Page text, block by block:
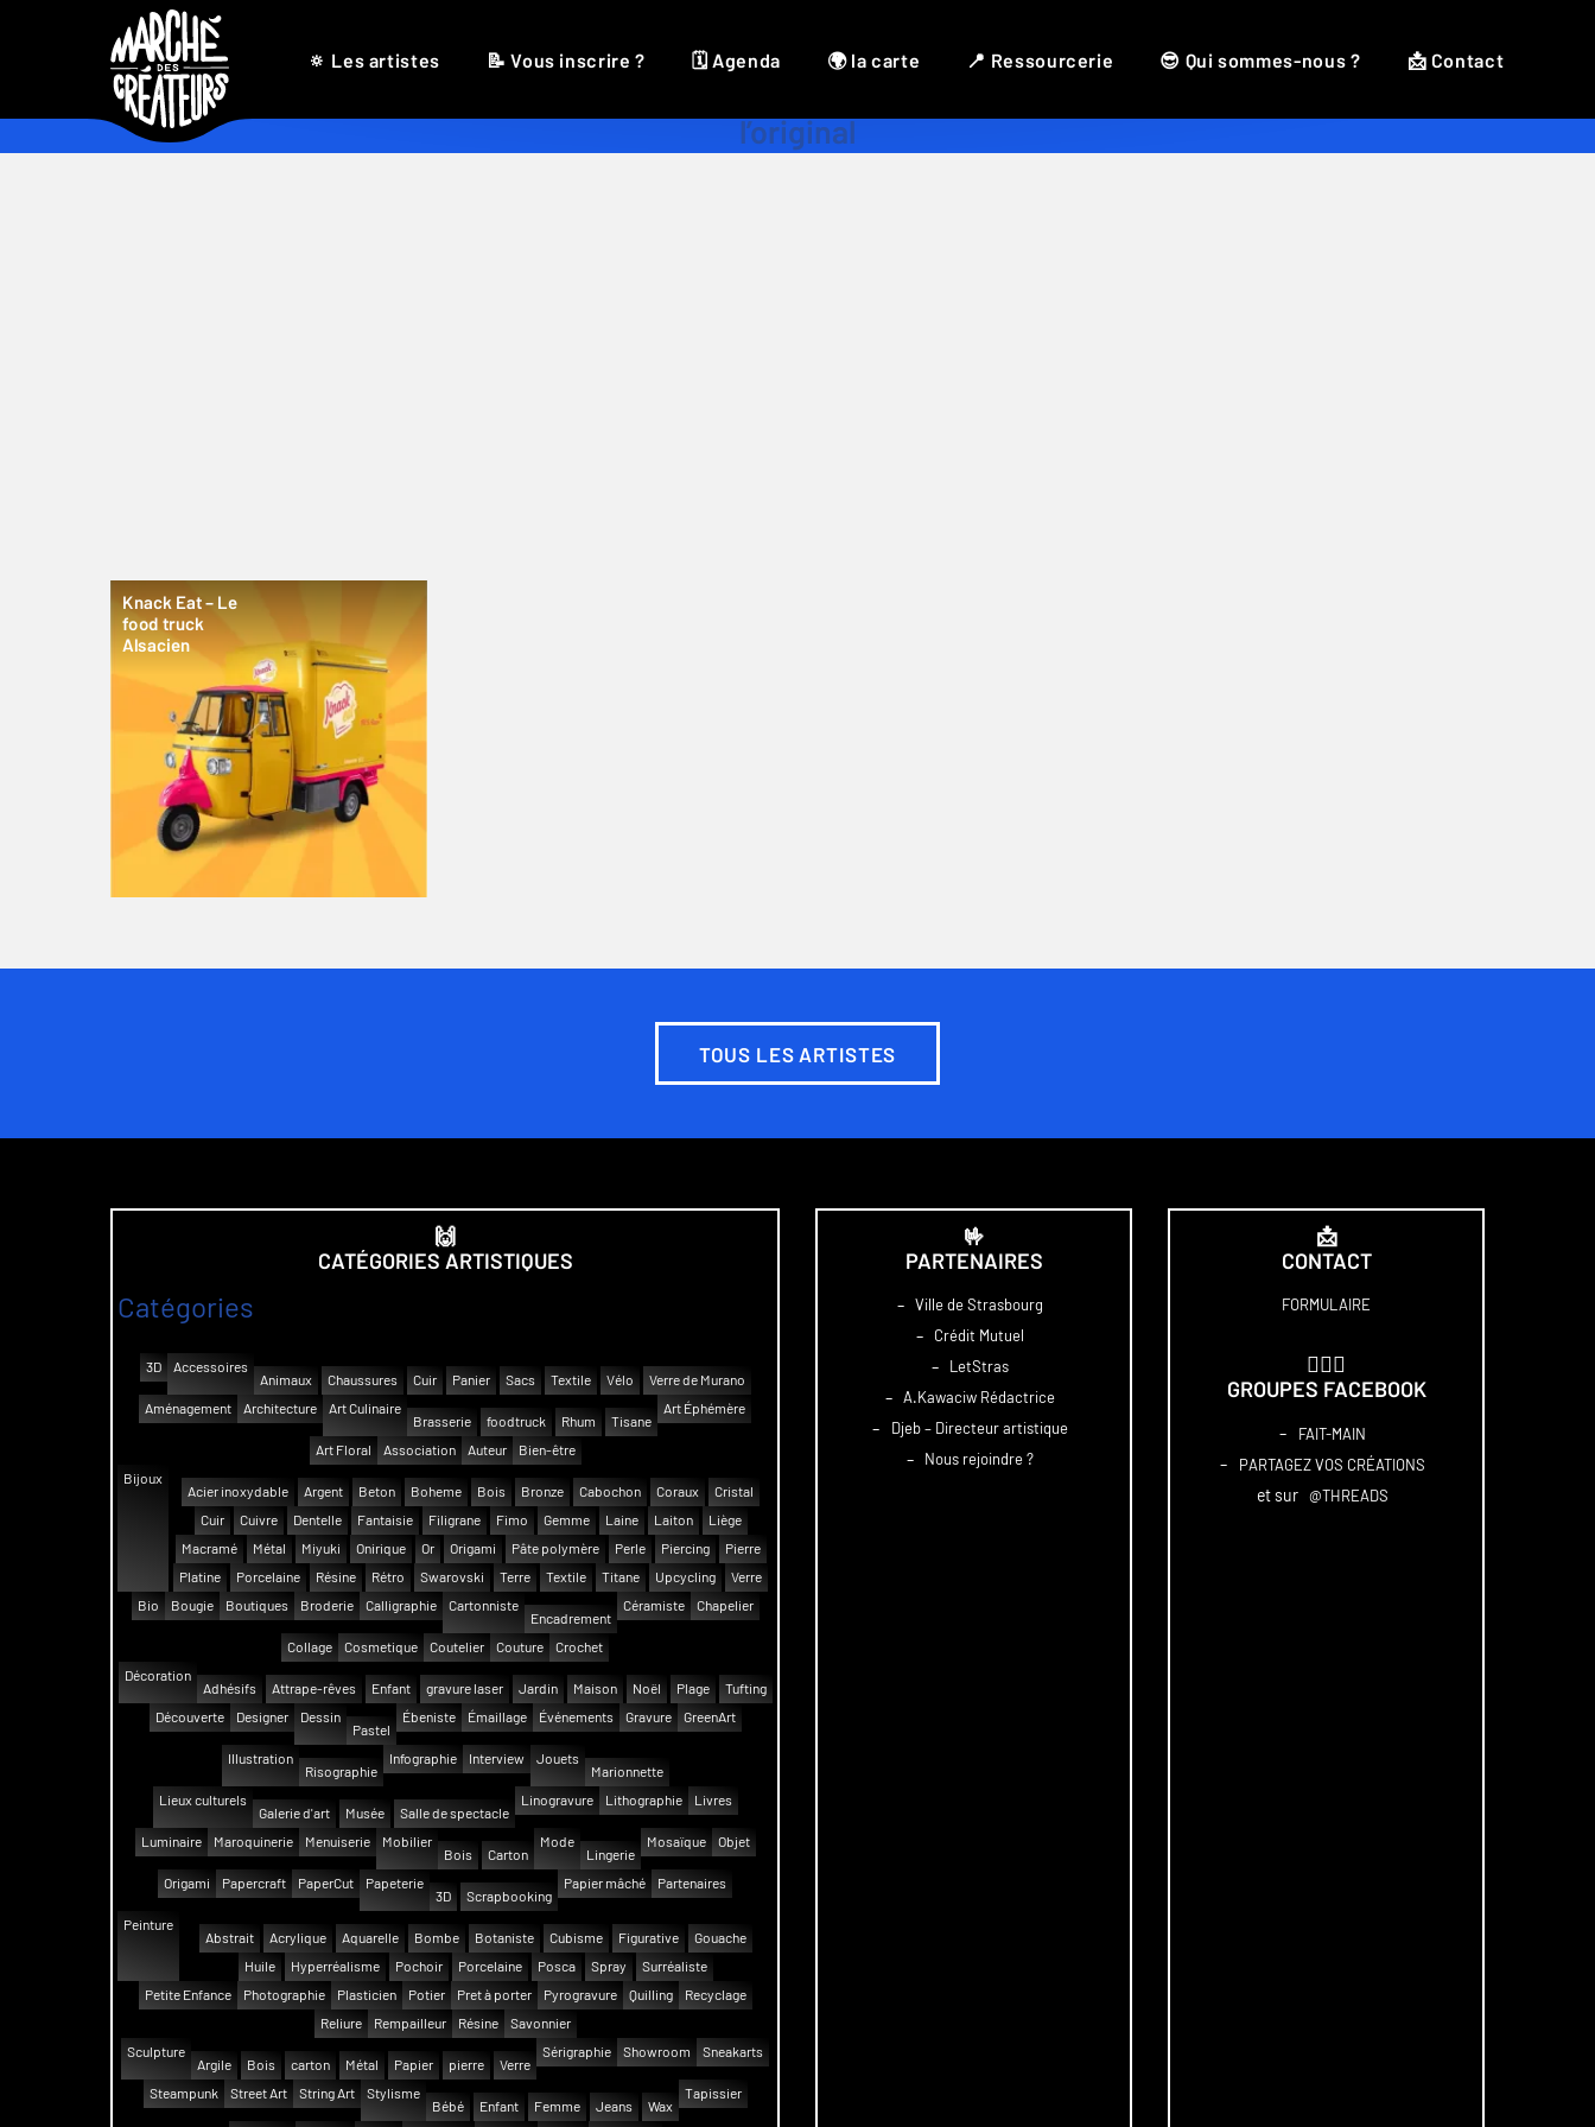
🔅 Les artistes 📝 Vous inscrire ? 🗓 Agenda 🌍 la carte 📍 Ressourcerie 😎 Qui sommes-nous ? 📩 Contact
l’original
Knack Eat – Le
food truck
Alsacien
TOUS LES ARTISTES
🙌
CATÉGORIES ARTISTIQUES
Catégories
3D
Accessoires
Animaux
Chaussures Cuir Panier Sacs Textile Vélo
Verre de Murano
Aménagement
Architecture
Art Culinaire
Brasserie
foodtruck Rhum Tisane
Art Éphémère
Art Floral Association Auteur
Bien-être
Bijoux
Acier inoxydable
Argent Beton Boheme Bois Bronze Cabochon Coraux
Cristal
Cuir
Cuivre Dentelle Fantaisie Filigrane Fimo Gemme Laine Laiton
Liège
Macramé
Métal Miyuki Onirique Or Origami Pâte polymère Perle Piercing
Pierre
Platine
Porcelaine Résine Rétro Swarovski Terre Textile Titane Upcycling
Verre
Bio
Bougie Boutiques Broderie Calligraphie
Cartonniste
Encadrement
Céramiste Chapelier
Collage Cosmetique Coutelier Couture
Crochet
Décoration
Adhésifs
Attrape-rêves Enfant gravure laser Jardin Maison Noël Plage
Tufting
Découverte
Designer
Dessin
Pastel
Ébeniste Émaillage Événements Gravure GreenArt
Illustration
Risographie
Infographie Interview
Jouets
Marionnette
Lieux culturels
Galerie d'art
Musée Salle de spectacle
Linogravure Lithographie Livres
Luminaire Maroquinerie Menuiserie
Mobilier
Bois
Carton
Mode
Lingerie
Mosaïque Objet
Origami Papercraft PaperCut
Papeterie
3D
Scrapbooking
Papier mâché Partenaires
Peinture
Abstrait
Acrylique Aquarelle Bombe Botaniste Cubisme Figurative
Gouache
Huile
Hyperréalisme Pochoir Porcelaine Posca Spray
Surréaliste
Petite Enfance
Photographie Plasticien Potier Pret à porter Pyrogravure Quilling
Recyclage
Reliure
Rempailleur Résine
Savonnier
Sculpture
Argile
Bois carton Métal Papier pierre Verre
Sérigraphie Showroom Sneakarts
Steampunk Street Art String Art
Stylisme
Bébé
Enfant Femme Jeans Wax
Tapissier
🤟
PARTENAIRES
– Ville de Strasbourg
– Crédit Mutuel
– LetStras
– A.Kawaciw Rédactrice
– Djeb – Directeur artistique
– Nous rejoindre ?
📩
CONTACT
FORMULAIRE
🏋🏻‍♀️
GROUPES FACEBOOK
– FAIT-MAIN
– PARTAGEZ VOS CRÉATIONS
et sur @THREADS